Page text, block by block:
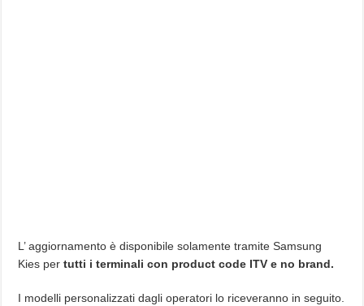
L’ aggiornamento è disponibile solamente tramite Samsung
Kies pertutti i terminali con product code ITV e no brand.
I modelli personalizzati dagli operatori lo riceveranno in seguito.